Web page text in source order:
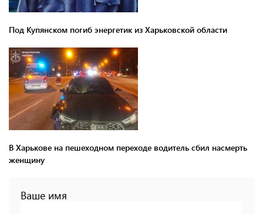
Под Купянском погиб энергетик из Харьковской области
В Харькове на пешеходном переходе водитель сбил насмерть
женщину
Ваше имя